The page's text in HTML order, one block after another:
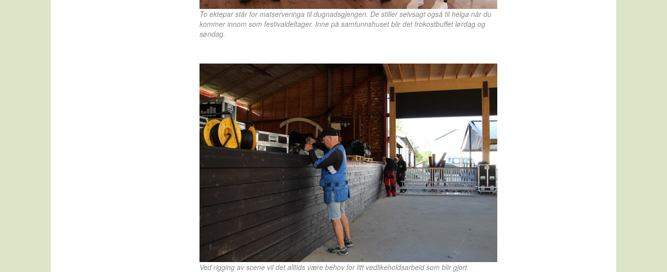
To ektepar står for matserveringa til dugnadsgjengen. De stiller selvsagt også til helga når du
kommer innom som festivaldeltager. Inne på samfunnshuset blir det frokostbuffet lørdag og
søndag.
Ved rigging av scene vil det alltids være behov for litt vedlikeholdsarbeid som blir gjort